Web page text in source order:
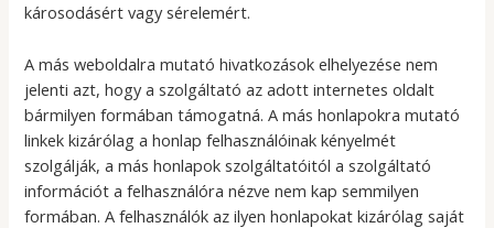
károsodásért vagy sérelemért.
A más weboldalra mutató hivatkozások elhelyezése nem
jelenti azt, hogy a szolgáltató az adott internetes oldalt
bármilyen formában támogatná. A más honlapokra mutató
linkek kizárólag a honlap felhasználóinak kényelmét
szolgálják, a más honlapok szolgáltatóitól a szolgáltató
információt a felhasználóra nézve nem kap semmilyen
formában. A felhasználók az ilyen honlapokat kizárólag saját